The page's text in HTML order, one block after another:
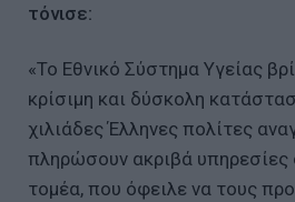
τόνισε:
«Το Εθνικό Σύστημα Υγείας
κρίσιμη και δύσκολη
χιλιάδες Έλληνες πολίτες
πληρώσουν ακριβά υπηρεσίες
τομέα, που όφειλε να τους